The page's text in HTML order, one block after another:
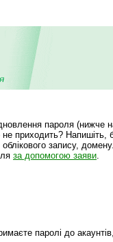
пароля (нижче на
не приходить? Напишіть,
запису, домену.
за допомогою заяви.
паролі до